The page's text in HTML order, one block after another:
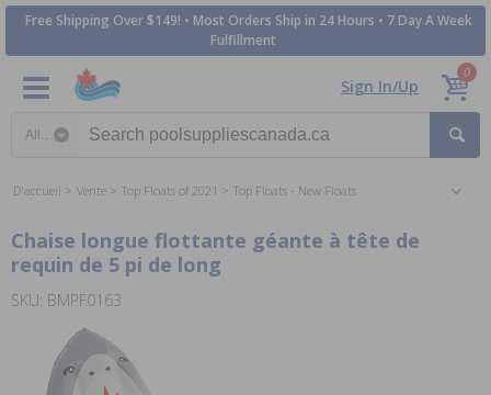
Free Shipping Over $149! • Most Orders Ship in 24 Hours • 7 Day A Week
Fulfillment
Sign In/Up
0
D'accueil Vente Top Floats of 2021 Top Floats - New Floats
Chaise longue flottante géante à tête de
requin de 5 pi de long
SKU: BMPF0163